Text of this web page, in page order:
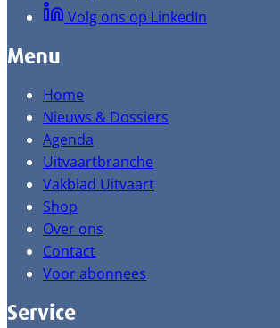
Volg ons op LinkedIn
Menu
Home
Nieuws & Dossiers
Agenda
Uitvaartbranche
Vakblad Uitvaart
Shop
Over ons
Contact
Voor abonnees
Service